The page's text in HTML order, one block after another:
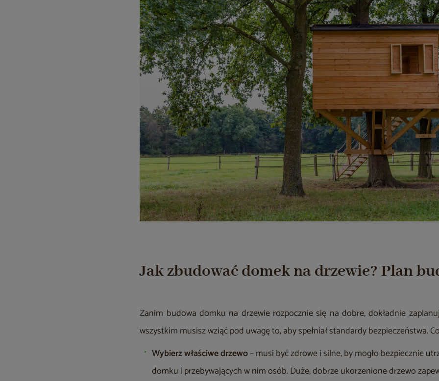
Jak zbudować domek na drzewie? Plan
Zanim budowa domku na drzewie rozpocznie się na dobre, dokładnie
wszystkim musisz wziąć pod uwagę to, aby spełniał standardy bezpieczeństwa.
Wybierz właściwe drzewo– musi być zdrowe i silne, by mogło bezpiecznie
domku i przebywających w nim osób. Duże, dobrze ukorzenione drzewo